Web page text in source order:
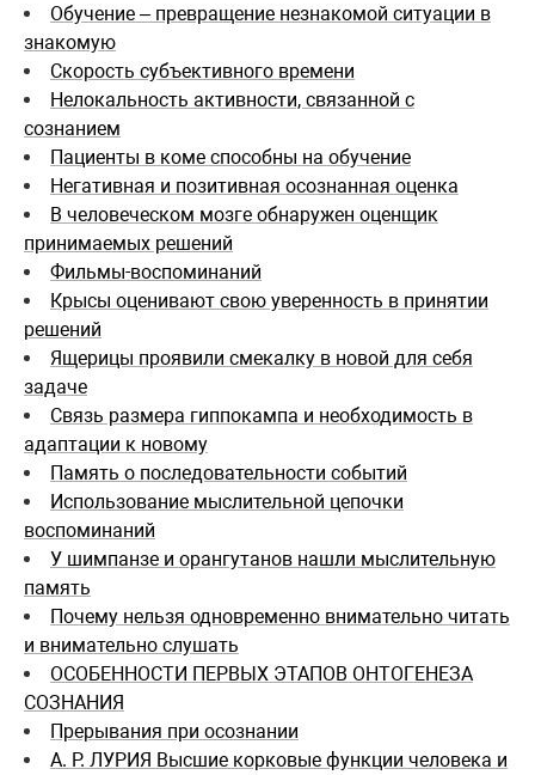
Обучение – превращение незнакомой ситуации в
знакомую
Скорость субъективного времени
Нелокальность активности, связанной с
сознанием
Пациенты в коме способны на обучение
Негативная и позитивная осознанная оценка
В человеческом мозге обнаружен оценщик
принимаемых решений
Фильмы-воспоминаний
Крысы оценивают свою уверенность в принятии
решений
Ящерицы проявили смекалку в новой для себя
задаче
Связь размера гиппокампа и необходимость в
адаптации к новому
Память о последовательности событий
Использование мыслительной цепочки
воспоминаний
У шимпанзе и орангутанов нашли мыслительную
память
Почему нельзя одновременно внимательно читать
и внимательно слушать
ОСОБЕННОСТИ ПЕРВЫХ ЭТАПОВ ОНТОГЕНЕЗА
СОЗНАНИЯ
Прерывания при осознании
А. Р. ЛУРИЯ Высшие корковые функции человека и